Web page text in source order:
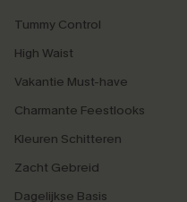
Tummy Control
High Waist
Vakantie Must-have
Charmante Feestlooks
Kleuren Schitteren
Zacht Gebreid
Dagelijkse Basis